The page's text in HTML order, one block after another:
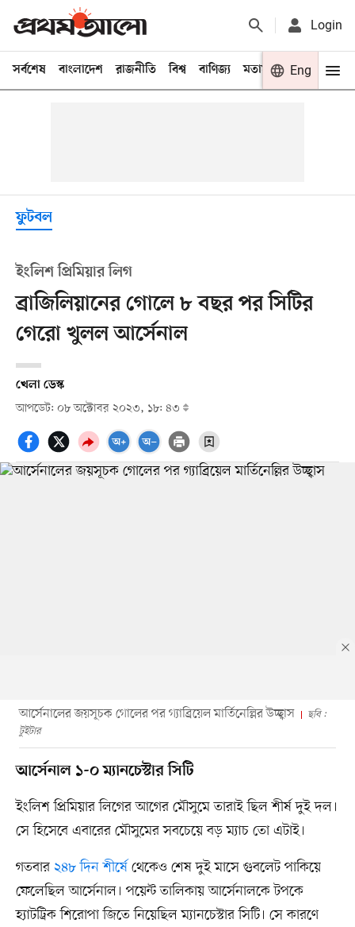
Login
সর্বশেষ বাংলাদেশ রাজনীতি বিশ্ব বাণিজ্য মতামত খেলা
Eng
ফুটবল
ইংলিশ প্রিমিয়ার লিগ
ব্রাজিলিয়ানের গোলে ৮ বছর পর সিটির
গেরো খুলল আর্সেনাল
খেলা ডেস্ক
আপডেট: ০৮ অক্টোবর ২০২৩, ১৮: ৪৩
আর্সেনালের জয়সূচক গোলের পর গ্যাব্রিয়েল মার্তিনেল্লির উচ্ছ্বাস
ছবি :
টুইটার
আর্সেনাল ১-০ ম্যানচেস্টার সিটি
ইংলিশ প্রিমিয়ার লিগের আগের মৌসুমে তারাই ছিল শীর্ষ দুই দল।
সে হিসেবে এবারের মৌসুমের সবচেয়ে বড় ম্যাচ তো এটাই।
গতবার ২৪৮ দিন শীর্ষেথেকেও শেষ দুই মাসে গুবলেট পাকিয়ে
ফেলেছিল আর্সেনাল। পয়েন্ট তালিকায় আর্সেনালকে টপকে
হ্যাটট্রিক শিরোপা জিতে নিয়েছিল ম্যানচেস্টার সিটি। সে কারণে